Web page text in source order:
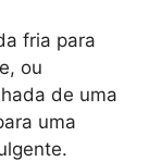
fria para
ou
de uma
uma